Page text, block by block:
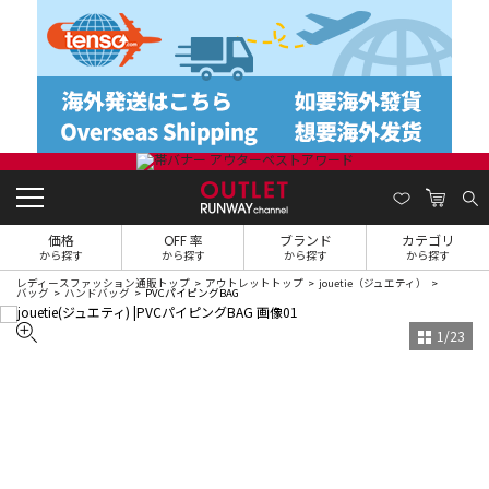
価格
から探す
OFF 率
から探す
ブランド
から探す
カテゴリ
から探す
レディースファッション通販トップ アウトレットトップ jouetie（ジュエティ）
バッグ ハンドバッグ PVCパイピングBAG
1 /23